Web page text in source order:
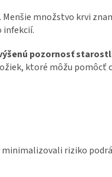
množstvo krvi
infekcií.
pozornosť
ktoré môžu pomôcť
minimalizovali riziko